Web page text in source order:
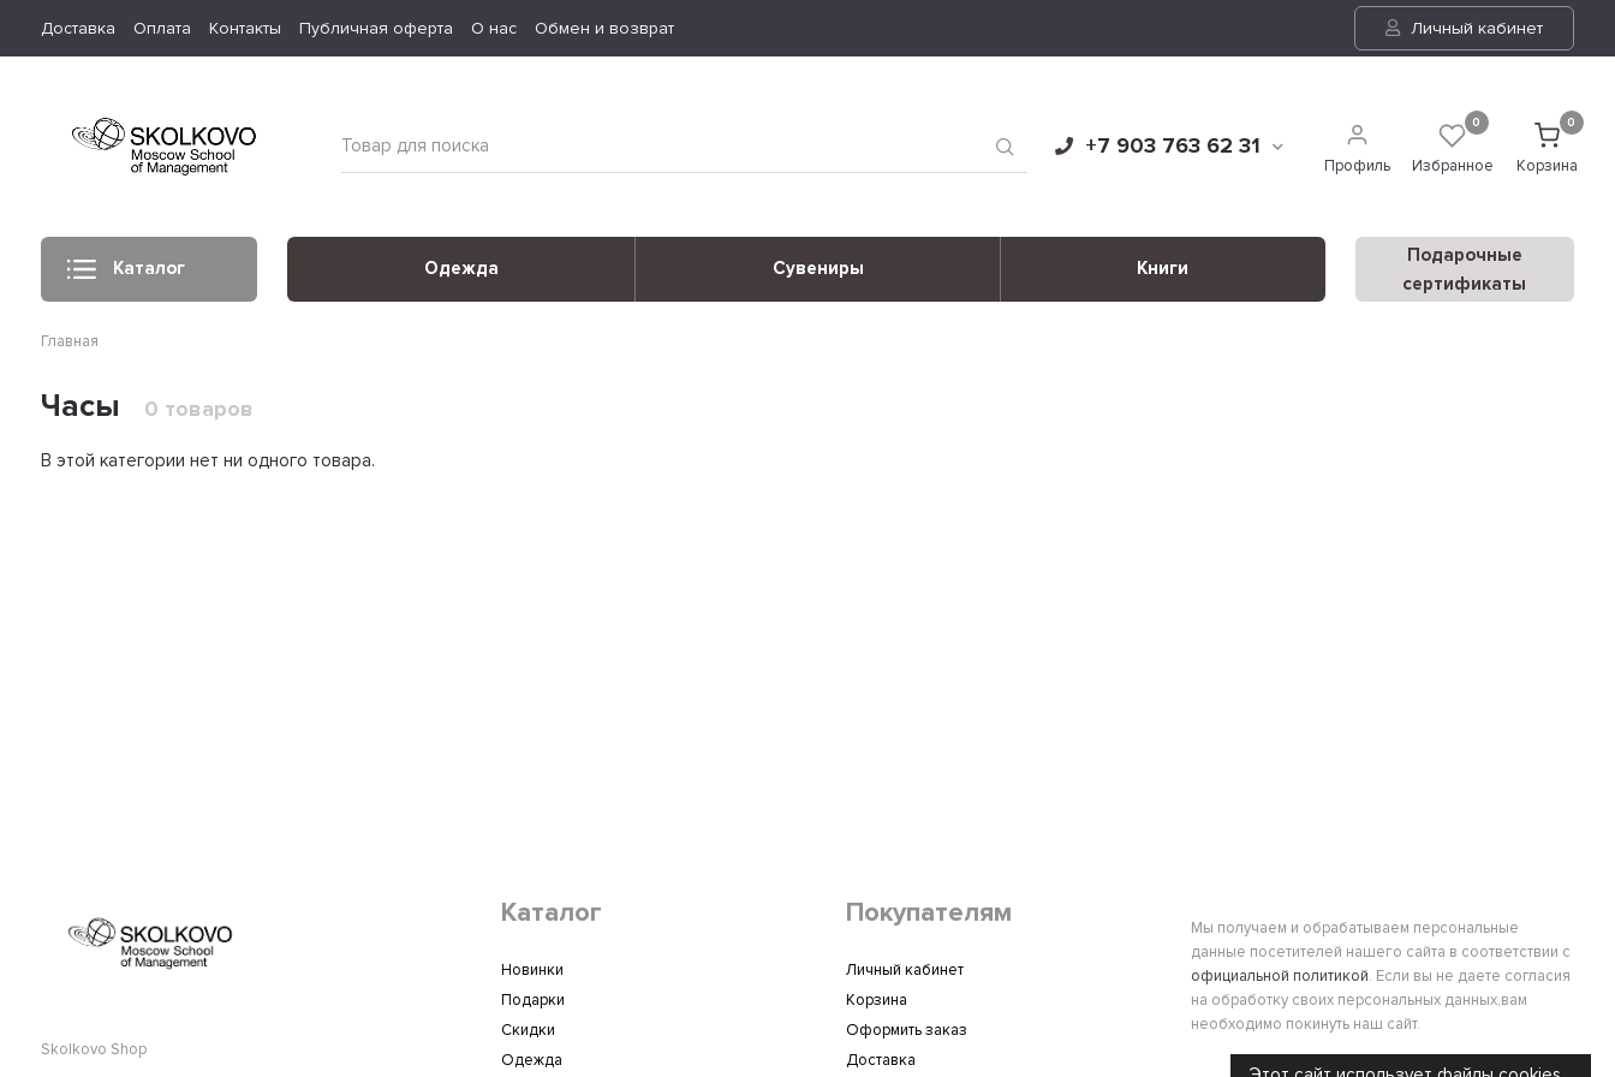
Доставка Оплата Контакты Публичная оферта О нас Обмен и возврат Личный кабинет
+7 903 763 62 31
Профиль
0
Избранное
0
Корзина
Каталог Одежда Сувениры Книги
Подарочные
сертификаты
Главная
Часы 0 товаров
В этой категории нет ни одного товара.
Skolkovo Shop
Каталог
Новинки
Подарки
Скидки
Одежда
Покупателям
Личный кабинет
Корзина
Оформить заказ
Доставка
Мы получаем и обрабатываем персональные
данные посетителей нашего сайта в соответствии с
официальной политикой. Если вы не даете согласия
на обработку своих персональных данных,вам
необходимо покинуть наш сайт.